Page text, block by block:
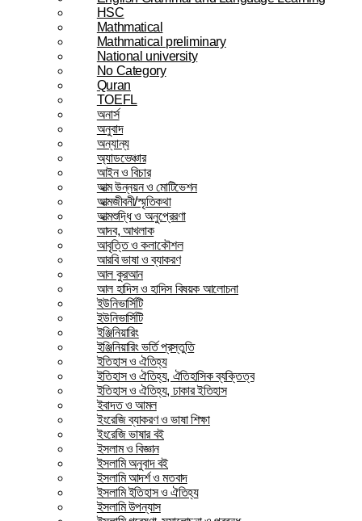
HSC
Mathmatical
Mathmatical preliminary
National university
No Category
Quran
TOEFL
অনার্স
অনুবাদ
অন্যান্য
অ্যাডভেঞ্চার
আইন ও বিচার
আত্ম উন্নয়ন ও মোটিভেশন
আত্মজীবনী/স্মৃতিকথা
আত্মশুদ্ধি ও অনুপ্রেরণা
আদব, আখলাক
আবৃত্তি ও কলাকৌশল
আরবি ভাষা ও ব্যাকরণ
আল কুরআন
আল হাদিস ও হাদিস বিষয়ক আলোচনা
ইউনিভার্সিটি
ইউনিভার্সিটি
ইঞ্জিনিয়ারিং
ইঞ্জিনিয়ারিং ভর্তি প্রস্তুতি
ইতিহাস ও ঐতিহ্য
ইতিহাস ও ঐতিহ্য, ঐতিহাসিক ব্যক্তিত্ব
ইতিহাস ও ঐতিহ্য, ঢাকার ইতিহাস
ইবাদত ও আমল
ইংরেজি ব্যাকরণ ও ভাষা শিক্ষা
ইংরেজি ভাষার বই
ইসলাম ও বিজ্ঞান
ইসলামি অনুবাদ বই
ইসলামি আদর্শ ও মতবাদ
ইসলামি ইতিহাস ও ঐতিহ্য
ইসলামি উপন্যাস